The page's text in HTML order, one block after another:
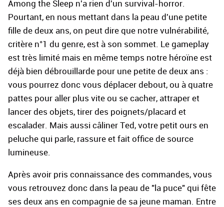
Among the Sleep n'a rien d'un survival-horror.
Pourtant, en nous mettant dans la peau d'une petite
fille de deux ans, on peut dire que notre vulnérabilité,
critère n°1 du genre, est à son sommet. Le gameplay
est très limité mais en même temps notre héroïne est
déjà bien débrouillarde pour une petite de deux ans :
vous pourrez donc vous déplacer debout, ou à quatre
pattes pour aller plus vite ou se cacher, attraper et
lancer des objets, tirer des poignets/placard et
escalader. Mais aussi câliner Ted, votre petit ours en
peluche qui parle, rassure et fait office de source
lumineuse.
Après avoir pris connaissance des commandes, vous
vous retrouvez donc dans la peau de "la puce" qui fête
ses deux ans en compagnie de sa jeune maman. Entre